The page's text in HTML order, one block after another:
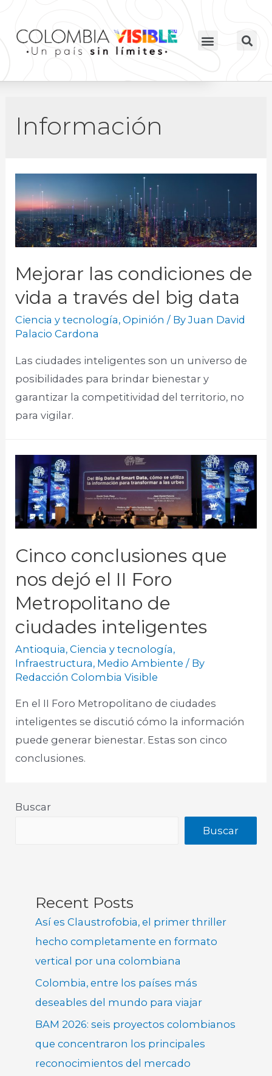
Información
Mejorar las condiciones de
vida a través del big data
Ciencia y tecnología,Opinión / ByJuan David
Palacio Cardona
Las ciudades inteligentes son un universo de
posibilidades para brindar bienestar y
garantizar la competitividad del territorio, no
para vigilar.​
Cinco conclusiones que
nos dejó el II Foro
Metropolitano de
ciudades inteligentes
Antioquia,Ciencia y tecnología,
Infraestructura, Medio Ambiente / By
Redacción Colombia Visible
En el II Foro Metropolitano de ciudades
inteligentes se discutió cómo la información
puede generar bienestar. Estas son cinco
conclusiones.
Buscar
Buscar
Recent Posts
Así es Claustrofobia, el primer thriller
hecho completamente en formato
vertical por una colombiana
Colombia, entre los países más
deseables del mundo para viajar
BAM 2026: seis proyectos colombianos
que concentraron los principales
reconocimientos del mercado